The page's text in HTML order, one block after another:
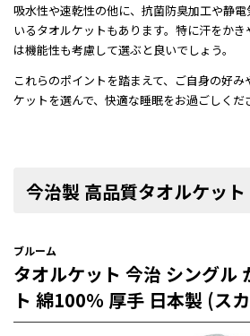
吸水性や速乾性の他に、抗菌防臭加工や静
いるタオルケットもあります。特に汗をか
は機能性も考慮して選ぶと良いでしょう。
これらのポイントを踏まえて、ご自身の好
ケットを選んで、快適な睡眠をお過ごしくだ
今治製 高品質タオルケット
ブルーム
タオルケット 今治 シングル
ト 綿100％ 厚手 日本製 (ス